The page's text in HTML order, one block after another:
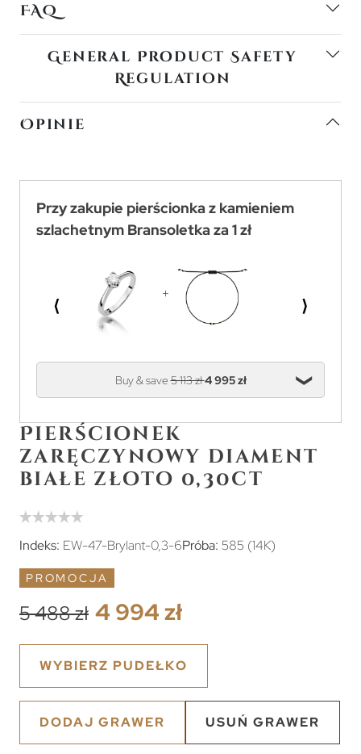
FAQ
General Product Safety
Regulation
Opinie
Przy zakupie pierścionka z kamieniem
szlachetnym Bransoletka za 1 zł
⟨ ⟩
Buy & save5 113 zł4 995 zł
Pierścionek
zaręczynowy diament
białe złoto 0,30ct
Indeks: EW-47-Brylant-0,3-6Próba: 585 (14K)
PROMOCJA
5 488 zł 4 994 zł
WYBIERZ PUDEŁKO
DODAJ GRAWER USUŃ GRAWER